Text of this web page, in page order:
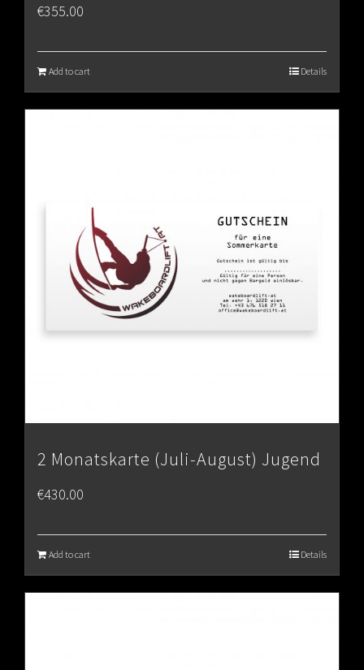
€355.00
Add to cart Details
2 Monatskarte (Juli-August) Jugend
€430.00
Add to cart Details